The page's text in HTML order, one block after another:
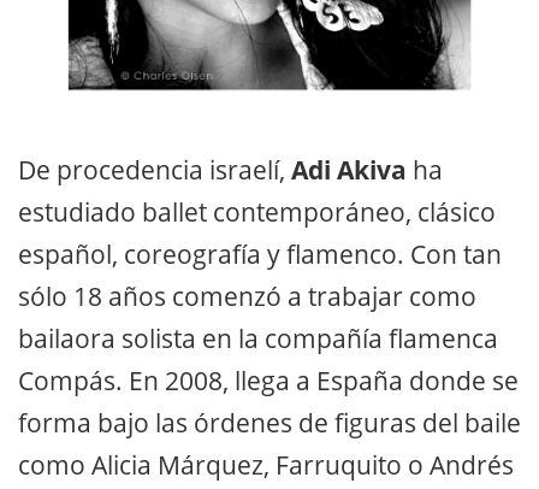
De procedencia israelí, Adi Akiva ha
estudiado ballet contemporáneo, clásico
español, coreografía y flamenco. Con tan
sólo 18 años comenzó a trabajar como
bailaora solista en la compañía flamenca
Compás. En 2008, llega a España donde se
forma bajo las órdenes de figuras del baile
como Alicia Márquez, Farruquito o Andrés